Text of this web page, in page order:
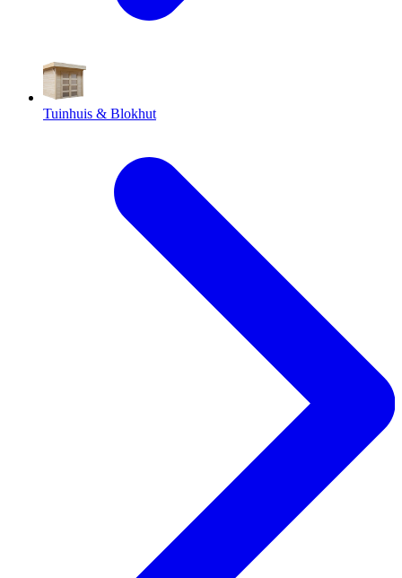
Tuinhuis & Blokhut